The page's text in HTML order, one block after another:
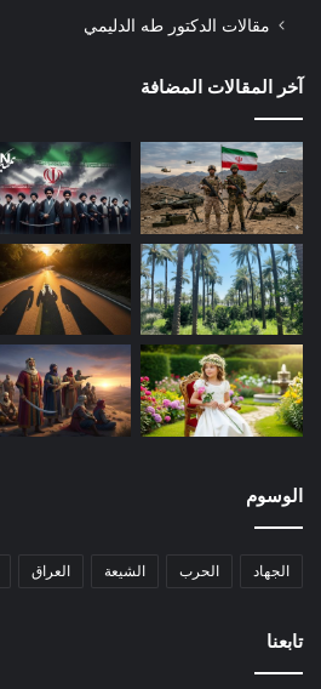
مقالات الدكتور طه الدليمي
آخر المقالات المضافة
الوسوم
الجهاد الحرب الشيعة العراق
تابعنا